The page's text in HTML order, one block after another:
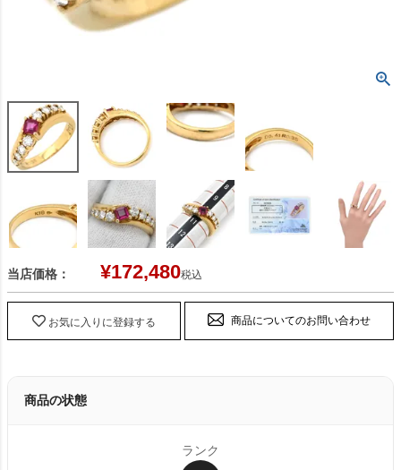
当店価格： ¥172,480税込
お気に入りに登録する 商品についてのお問い合わせ
商品の状態
ランク